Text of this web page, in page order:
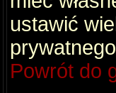
ustawić
Powrót do